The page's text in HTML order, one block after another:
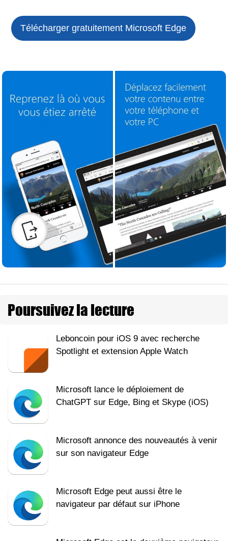
Télécharger gratuitement Microsoft Edge
Poursuivez la lecture
Leboncoin pour iOS 9 avec recherche
Spotlight et extension Apple Watch
Microsoft lance le déploiement de
ChatGPT sur Edge, Bing et Skype (iOS)
Microsoft annonce des nouveautés à venir
sur son navigateur Edge
Microsoft Edge peut aussi être le
navigateur par défaut sur iPhone